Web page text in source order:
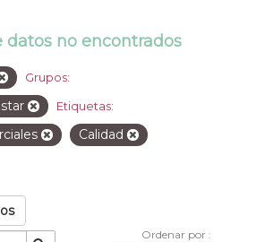
datos no encontrados
Grupos:
Etiquetas:
Calidad
Ordenar por